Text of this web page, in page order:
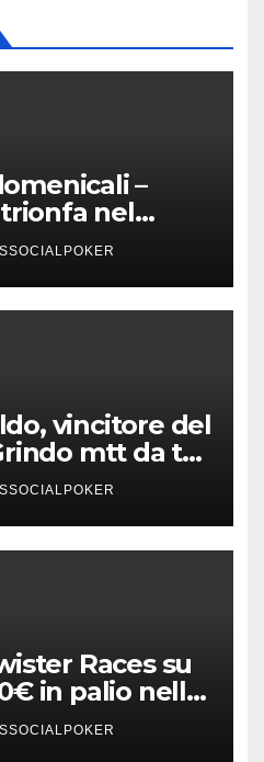
–
nel
People’s
vincitore del
mtt da tre
profittevole”
Races su
in palio nelle